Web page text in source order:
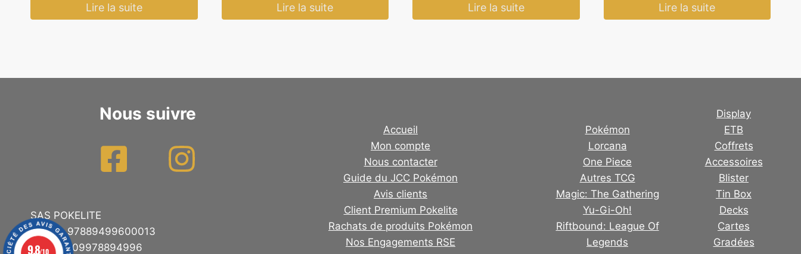
Lire la suite Lire la suite
49,90 €. 39,90 €.
Lire la suite Lire la suite
Nous suivre
SAS POKELITE
SIRET : 97889499600013
TVA : FR09978894996
Accueil
Mon compte
Nous contacter
Guide du JCC Pokémon
Avis clients
Client Premium Pokelite
Rachats de produits Pokémon
Nos Engagements RSE
Pokémon
Lorcana
One Piece
Autres TCG
Magic: The Gathering
Yu-Gi-Oh!
Riftbound: League Of
Legends
Display
ETB
Coffrets
Accessoires
Blister
Tin Box
Decks
Cartes
Gradées
9.8/10